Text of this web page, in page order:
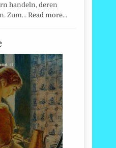
handeln, deren
Zum…Read more…